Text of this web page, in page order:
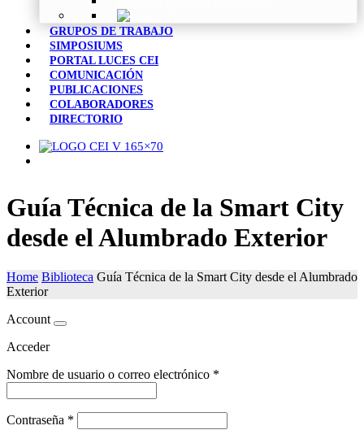
GRUPOS DE TRABAJO
SIMPOSIUMS
PORTAL LUCES CEI
COMUNICACIÓN
PUBLICACIONES
COLABORADORES
DIRECTORIO
Guía Técnica de la Smart City
desde el Alumbrado Exterior
Home Biblioteca Guía Técnica de la Smart City desde el Alumbrado
Exterior
Account
Acceder
Nombre de usuario o correo electrónico *
Contraseña *